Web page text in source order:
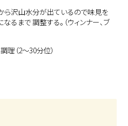
ら沢山水分が出ているので味見を
るまで 調整する。（ウィンナー、ブ
（2〜30分位）